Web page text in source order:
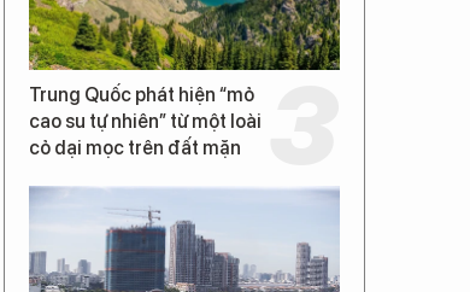
Trung Quốc phát hiện “mỏ
cao su tự nhiên” từ một loài
cỏ dại mọc trên đất mặn